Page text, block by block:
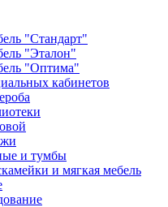
"Стандарт"
"Эталон"
"Оптима"
кабинетов
и тумбы
и мягкая мебель